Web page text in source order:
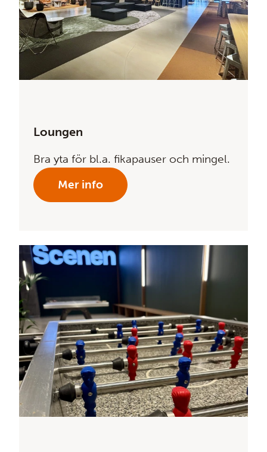
Loungen
Bra yta för bl.a. fikapauser och mingel.
Mer info